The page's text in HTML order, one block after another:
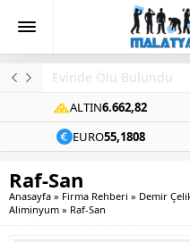
Evinde Ölü Bulundu
ALTIN6.662,82
EURO55,1808
Raf-San
Anasayfa » Firma Rehberi » Demir
Aliminyum » Raf-San